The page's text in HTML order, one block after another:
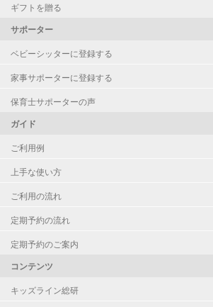
ギフトを贈る
サポーター
ベビーシッターに登録する
家事サポーターに登録する
保育士サポーターの声
ガイド
ご利用例
上手な使い方
ご利用の流れ
定期予約の流れ
定期予約のご案内
コンテンツ
キッズライン総研